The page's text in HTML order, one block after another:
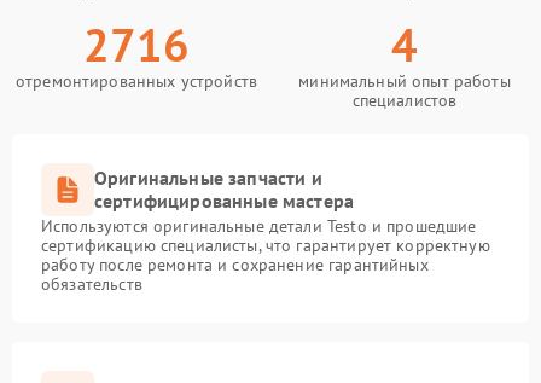
2716
отремонтированных устройств
4
минимальный опыт работы
специалистов
Оригинальные запчасти и
сертифицированные мастера
Используются оригинальные детали Testo и прошедшие
сертификацию специалисты, что гарантирует корректную
работу после ремонта и сохранение гарантийных
обязательств